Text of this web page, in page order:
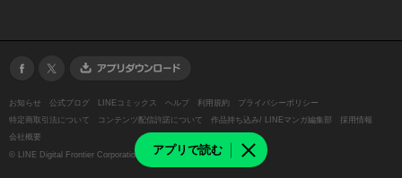
アプリで読む
お知らせ 公式ブログ LINEコミックス ヘルプ 利用規約
プライバシーポリシー
特定商取引法について
コンテンツ配信許諾について 作品持ち込み/ LINEマンガ編集部
採用情報
会社概要
© LINE Digital Frontier Corporation